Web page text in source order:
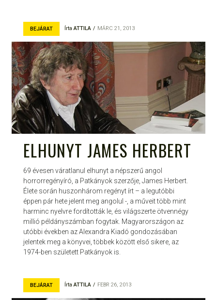
BEJÁRAT ÍrtaATTILA MÁRC 21, 2013
ELHUNYT JAMES HERBERT
69 évesen váratlanul elhunyt a népszerű angol
horrorregényíró, a Patkányok szerzője, James Herbert.
Élete során huszonhárom regényt írt – a legutóbbi
éppen pár hete jelent meg angolul -, a műveit több mint
harminc nyelvre fordították le, és világszerte ötvennégy
millió példányszámban fogytak. Magyarországon az
utóbbi években az Alexandra Kiadó gondozásában
jelentek meg a könyvei, többek között első sikere, az
1974-ben született Patkányok is.
BEJÁRAT ÍrtaATTILA FEBR 26, 2013